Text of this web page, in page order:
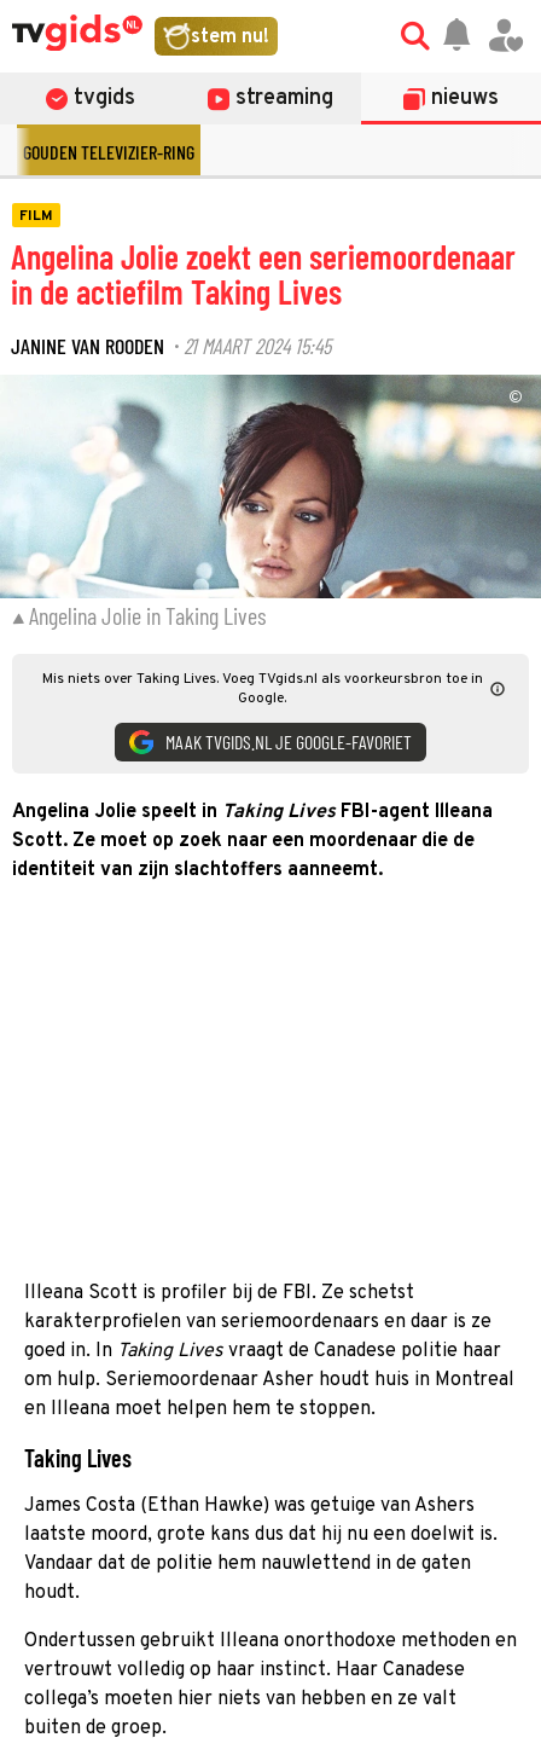
stem nu!
tvgids streaming nieuws
GOUDEN TELEVIZIER-RING
FILM
Angelina Jolie zoekt een seriemoordenaar
in de actiefilm Taking Lives
JANINE VAN ROODEN · 21 MAART 2024 15:45
©
Angelina Jolie in Taking Lives
Mis niets over Taking Lives. Voeg TVgids.nl als voorkeursbron toe in
Google.
MAAK TVGIDS.NL JE GOOGLE-FAVORIET
Angelina Jolie speelt in Taking LivesFBI-agent Illeana
Scott. Ze moet op zoek naar een moordenaar die de
identiteit van zijn slachtoffers aanneemt.
Illeana Scott is profiler bij de FBI. Ze schetst
karakterprofielen van seriemoordenaars en daar is ze
goed in. In Taking Lives vraagt de Canadese politie haar
om hulp. Seriemoordenaar Asher houdt huis in Montreal
en Illeana moet helpen hem te stoppen.
Taking Lives
James Costa (Ethan Hawke) was getuige van Ashers
laatste moord, grote kans dus dat hij nu een doelwit is.
Vandaar dat de politie hem nauwlettend in de gaten
houdt.
Ondertussen gebruikt Illeana onorthodoxe methoden en
vertrouwt volledig op haar instinct. Haar Canadese
collega’s moeten hier niets van hebben en ze valt
buiten de groep.